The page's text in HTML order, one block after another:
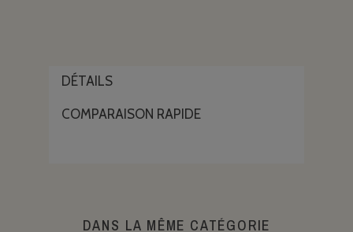
DÉTAILS
COMPARAISON RAPIDE
DANS LA MÊME CATÉGORIE